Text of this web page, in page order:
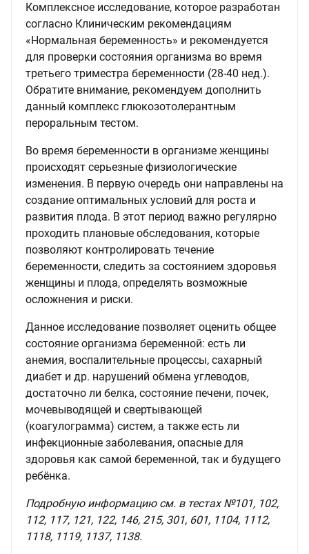
Комплексное исследование, которое разработан
согласно Клиническим рекомендациям
«Нормальная беременность» и рекомендуется
для проверки состояния организма во время
третьего триместра беременности (28-40 нед.).
Обратите внимание, рекомендуем дополнить
данный комплекс глюкозотолерантным
пероральным тестом.
Во время беременности в организме женщины
происходят серьезные физиологические
изменения. В первую очередь они направлены на
создание оптимальных условий для роста и
развития плода. В этот период важно регулярно
проходить плановые обследования, которые
позволяют контролировать течение
беременности, следить за состоянием здоровья
женщины и плода, определять возможные
осложнения и риски.
Данное исследование позволяет оценить общее
состояние организма беременной: есть ли
анемия, воспалительные процессы, сахарный
диабет и др. нарушений обмена углеводов,
достаточно ли белка, состояние печени, почек,
мочевыводящей и свертывающей
(коагулограмма) систем, а также есть ли
инфекционные заболевания, опасные для
здоровья как самой беременной, так и будущего
ребёнка.
Подробную информацию см. в тестах №101, 102,
112, 117, 121, 122, 146, 215, 301, 601, 1104, 1112,
1118, 1119, 1137, 1138.